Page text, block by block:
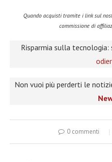
Quando acquisti tramite i link sul
commissione di
Risparmia sulla tecnologia:
Non vuoi più perderti le
0 commenti